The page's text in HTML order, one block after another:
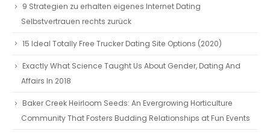
9 Strategien zu erhalten eigenes Internet Dating
Selbstvertrauen rechts zurück
15 Ideal Totally Free Trucker Dating Site Options (2020)
Exactly What Science Taught Us About Gender, Dating And
Affairs In 2018
Baker Creek Heirloom Seeds: An Evergrowing Horticulture
Community That Fosters Budding Relationships at Fun Events